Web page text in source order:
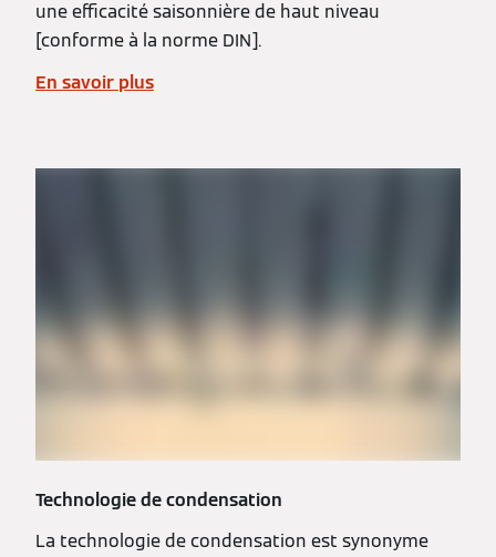
une efficacité saisonnière de haut niveau
[conforme à la norme DIN].
En savoir plus
Technologie de condensation
La technologie de condensation est synonyme